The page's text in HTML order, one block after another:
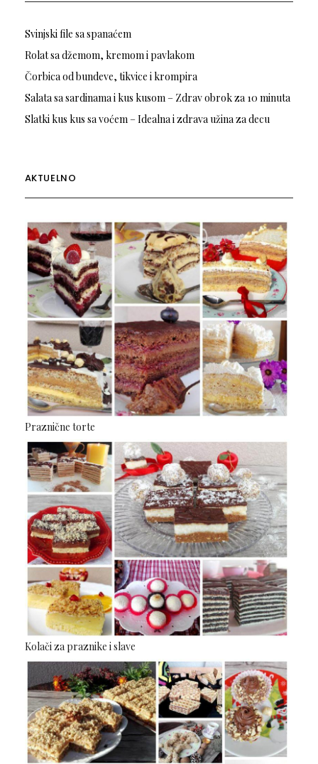
Svinjski file sa spanaćem
Rolat sa džemom, kremom i pavlakom
Čorbica od bundeve, tikvice i krompira
Salata sa sardinama i kus kusom – Zdrav obrok za 10 minuta
Slatki kus kus sa voćem – Idealna i zdrava užina za decu
AKTUELNO
Praznične torte
Kolači za praznike i slave